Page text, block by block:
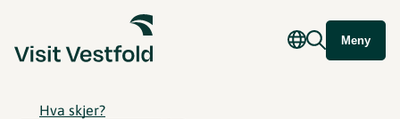
Meny
Hva skjer?